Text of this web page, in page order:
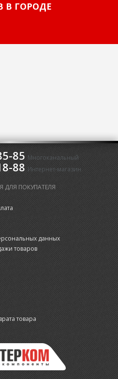
В ГОРОДЕ
85 Многоканальный
88 Интернет-магазин
ПОКУПАТЕЛЯ
данных
товаров
товара